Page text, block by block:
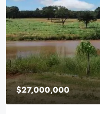
$27,000,000